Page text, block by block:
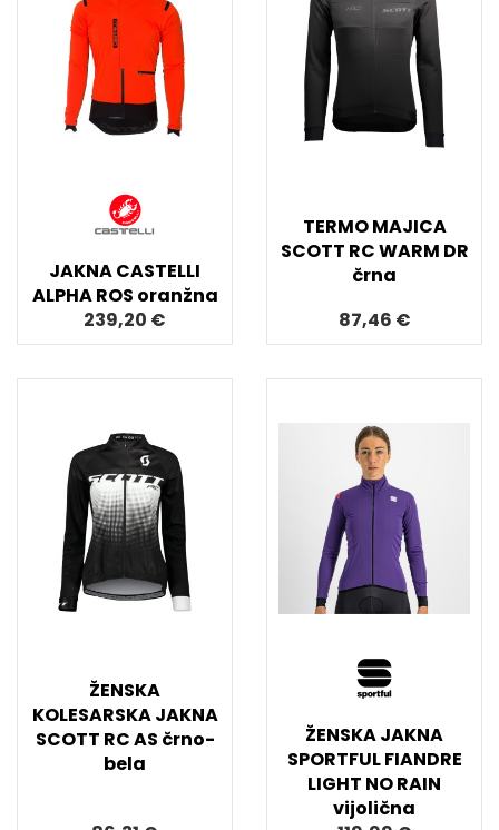
JAKNA CASTELLI
ALPHA ROS oranžna
239,20 €
TERMO MAJICA
SCOTT RC WARM DR
črna
87,46 €
ŽENSKA
KOLESARSKA JAKNA
SCOTT RC AS črno-
bela
ŽENSKA JAKNA
SPORTFUL FIANDRE
LIGHT NO RAIN
vijolična